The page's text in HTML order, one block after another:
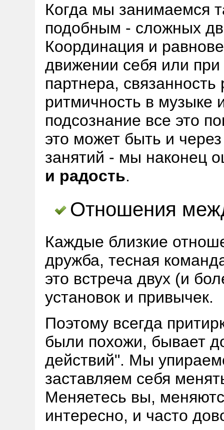
Когда мы занимаемся
подобным - сложных
Координация и
движении себя или
партнера, связанность
ритмичность в музыке
подсознание все это
это может быть и
занятий - мы наконец
и радость.
Отношения
Каждые близкие
дружба, тесная
это встреча двух (и
установок и привычек.
Поэтому всегда
были похожи, бывает
действий". Мы
заставляем себя
Меняетесь вы,
интересно, и часто